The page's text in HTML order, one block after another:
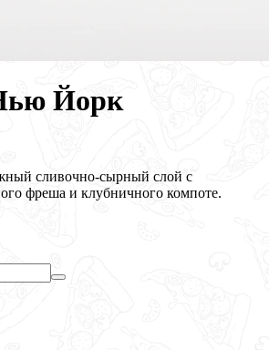
Йорк
сливочно-сырный слой с
фреша и клубничного компоте.